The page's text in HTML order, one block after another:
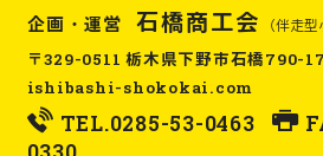
企画・運営 石橋商工会 （伴走
〒329-0511 栃木県下野市石橋790-17
ishibashi-shokokai.com
TEL.0285-53-0463